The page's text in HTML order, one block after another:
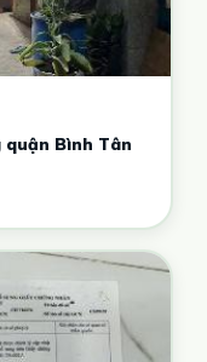
quận Bình Tân